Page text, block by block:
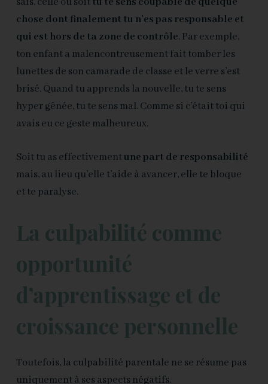
chose dont finalement tu n’es pas responsable et
qui est hors de ta zone de contrôle. Par exemple,
ton enfant a malencontreusement fait tomber les
lunettes de son camarade de classe et le verre s’est
brisé. Quand tu apprends la nouvelle, tu te sens
hyper gênée, tu te sens mal. Comme si c’était toi qui
avais eu ce geste malheureux.
Soit tu as effectivementune part de responsabilité
mais, au lieu qu’elle t’aide à avancer, elle te bloque
et te paralyse.
La culpabilité comme
opportunité
d’apprentissage et de
croissance personnelle
Toutefois, la culpabilité parentale ne se résume pas
uniquement à ses aspects négatifs.